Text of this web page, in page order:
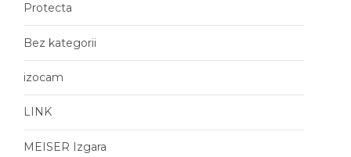
Protecta
Bez kategorii
izocam
LINK
MEISER Izgara